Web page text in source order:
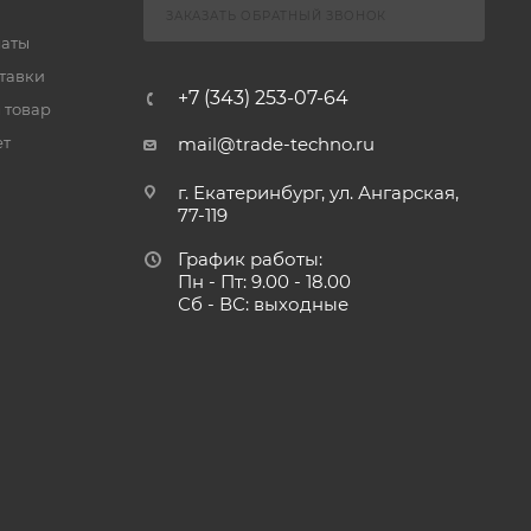
товар
+7 (343) 253-07-64
mail@trade-techno.ru
г. Екатеринбург, ул. Ангарская,
77-119
График работы:
Пн - Пт: 9.00 - 18.00
Сб - ВС: выходные